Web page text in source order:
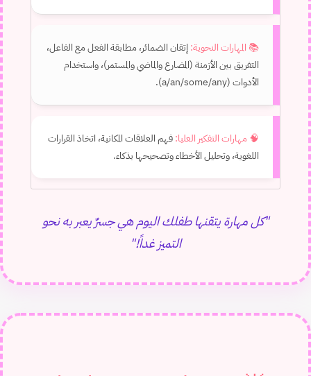
📚 المهارات النحوية: إتقان الضمائر، مطابقة الفعل مع الفاعل،
التفريق بين الأزمنة (المضارع والماضي والمستمر)، واستخدام
الأدوات (a/an/some/any).
🧠 مهارات التفكير العليا:فهم العلاقات المكانية، اتخاذ القرارات
اللغوية، وتحليل الأخطاء وتصحيحها بذكاء.
"كل مهارة يتقنها طفلك اليوم هي جسرٌ يعبر به نحو
التميز غداً!"